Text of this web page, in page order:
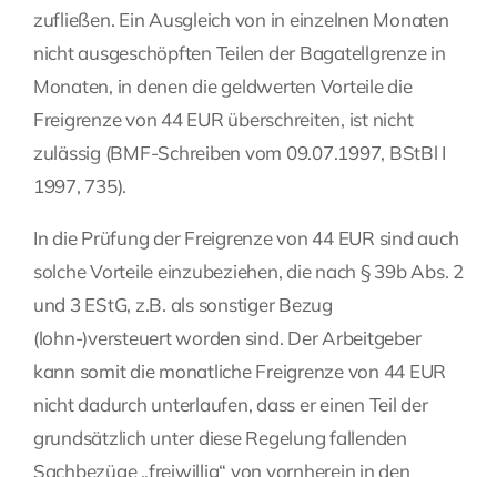
zufließen. Ein Ausgleich von in einzelnen Monaten
nicht ausgeschöpften Teilen der Bagatellgrenze in
Monaten, in denen die geldwerten Vorteile die
Freigrenze von 44 EUR überschreiten, ist nicht
zulässig (BMF-Schreiben vom 09.07.1997, BStBl I
1997, 735).
In die Prüfung der Freigrenze von 44 EUR sind auch
solche Vorteile einzubeziehen, die nach § 39b Abs. 2
und 3 EStG, z.B. als sonstiger Bezug
(lohn-)versteuert worden sind. Der Arbeitgeber
kann somit die monatliche Freigrenze von 44 EUR
nicht dadurch unterlaufen, dass er einen Teil der
grundsätzlich unter diese Regelung fallenden
Sachbezüge „freiwillig“ von vornherein in den